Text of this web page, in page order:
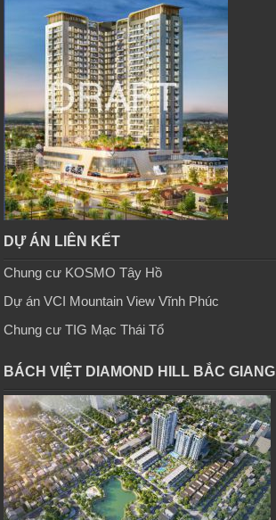
DỰ ÁN LIÊN KẾT
Chung cư KOSMO Tây Hồ
Dự án VCI Mountain View Vĩnh Phúc
Chung cư TIG Mạc Thái Tổ
BÁCH VIỆT DIAMOND HILL BẮC GIANG